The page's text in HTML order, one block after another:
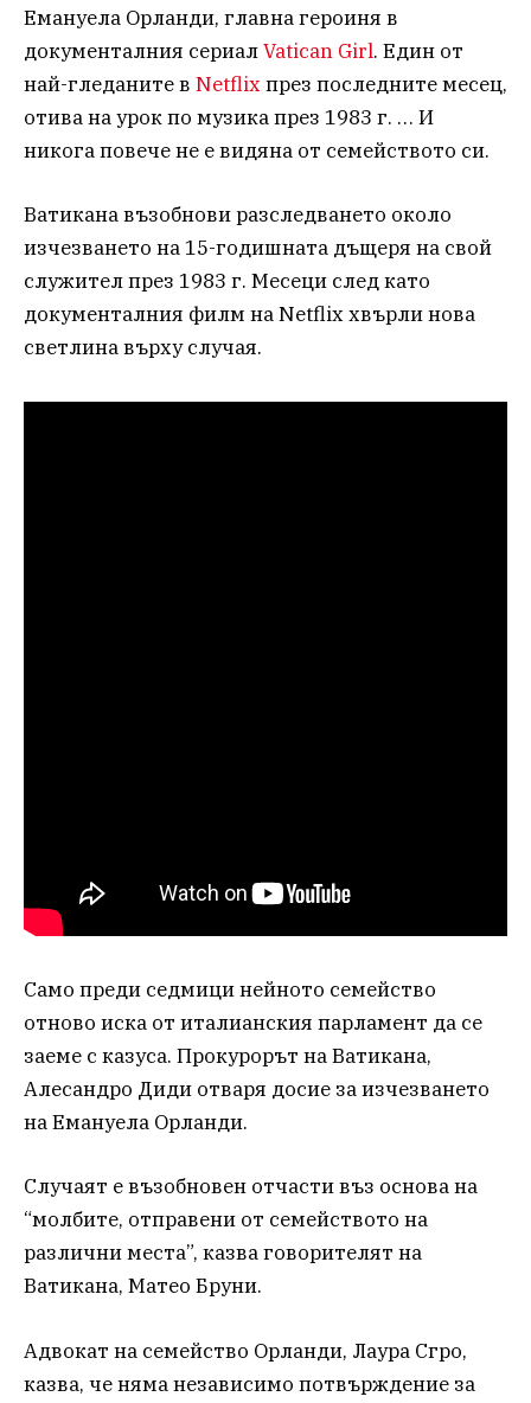
Емануела Орланди, главна героиня в
документалния сериалVatican Girl. Един от
най-гледаните в Netflix през последните месец,
отива на урок по музика през 1983 г. … И
никога повече не е видяна от семейството си.
Ватикана възобнови разследването около
изчезването на 15-годишната дъщеря на свой
служител през 1983 г. Месеци след като
документалния филм на Netflix хвърли нова
светлина върху случая.
Само преди седмици нейното семейство
отново иска от италианския парламент да се
заеме с казуса. Прокурорът на Ватикана,
Алесандро Диди отваря досие за изчезването
на Емануела Орланди.
Случаят е възобновен отчасти въз основа на
“молбите, отправени от семейството на
различни места”, казва говорителят на
Ватикана, Матео Бруни.
Адвокат на семейство Орланди, Лаура Сгро,
казва, че няма независимо потвърждение за